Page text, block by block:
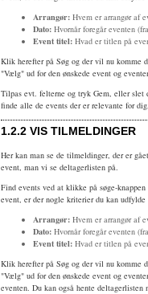
Arrangør: Hvem er arrangør af
Dato: Hvornår foregår eventen
Event titel: Hvad er titlen på
Klik herefter på Søg og der vil nu komme
"Vælg" ud for den ønskede event og
Tilpas evt. felterne og tryk Gem, eller
finde alle de events der er relevante for
1.2.2 VIS TILMELDINGER
Her kan man se de tilmeldinger, der er
event, man vi se deltagerlisten på.
Find events ved at klikke på søge-
event, er der nogle kriterier du kan
Arrangør: Hvem er arrangør af
Dato: Hvornår foregår eventen
Event titel: Hvad er titlen på
Klik herefter på Søg og der vil nu komme
"Vælg" ud for den ønskede event og
eventen. Du kan også hente